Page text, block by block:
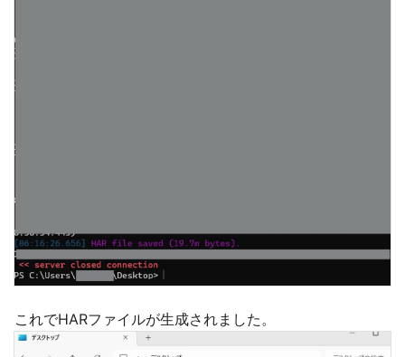
これでHARファイルが生成されました。